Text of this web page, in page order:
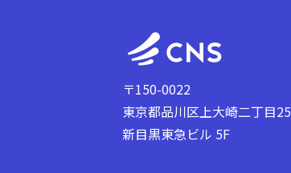
〒150-0022
東京都品川区上大崎二丁目
新目黒東急ビル 5F